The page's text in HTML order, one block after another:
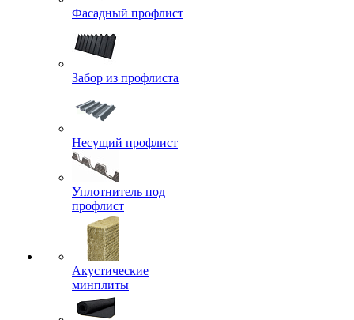
Фасадный профлист
Забор из профлиста
Несущий профлист
Уплотнитель под
профлист
Акустические
минплиты